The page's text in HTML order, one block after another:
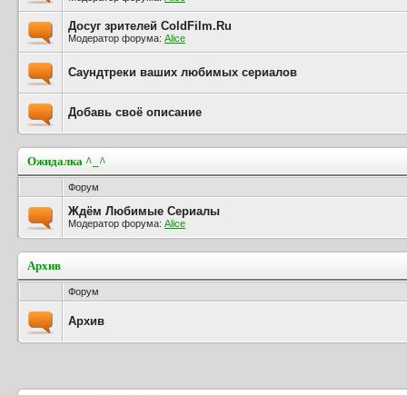
Досуг зрителей ColdFilm.Ru
Модератор форума: Alice
Саундтреки ваших любимых сериалов
Добавь своё описание
Ожидалка ^_^
Форум
Ждём Любимые Сериалы
Модератор форума: Alice
Архив
Форум
Архив